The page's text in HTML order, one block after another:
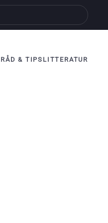
RÅD & TIPS LITTERATUR